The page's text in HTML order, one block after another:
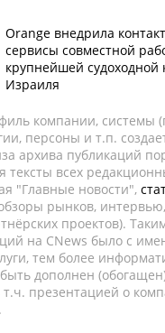
Orange внедрила
сервисы совместной
крупнейшей судоходной
Израиля
компании, системы
персоны и т.п.
архива публикаций
тексты всех
"Главные новости",
рынков,
проектов).
на CNews было с
тем более
дополнен
презентацией о